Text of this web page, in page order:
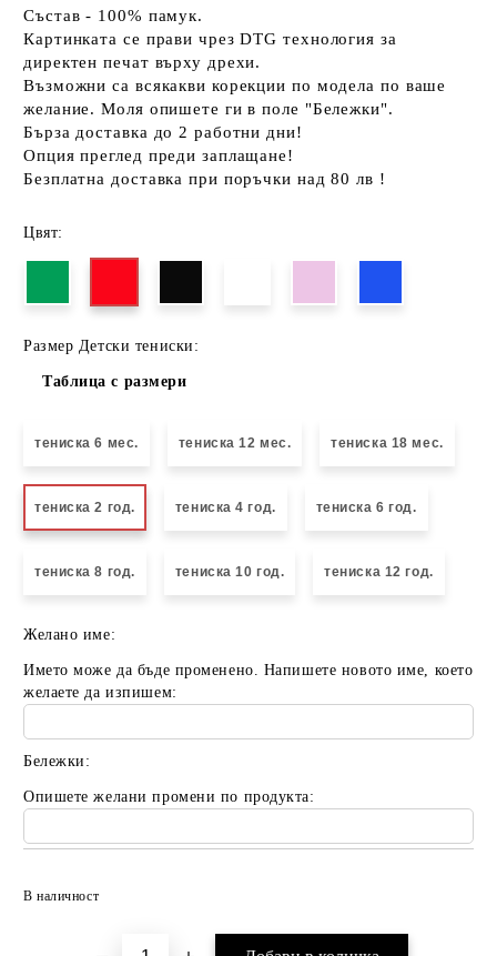
Състав - 100% памук.
Картинката се прави чрез DTG технология за
директен печат върху дрехи.
Възможни са всякакви корекции по модела по ваше
желание. Моля опишете ги в поле "Бележки".
Бърза доставка до 2 работни дни!
Опция преглед преди заплащане!
Безплатна доставка при поръчки над 80 лв !
Цвят:
Размер Детски тениски:
Таблица с размери
тениска 6 мес. тениска 12 мес. тениска 18 мес.
тениска 2 год. тениска 4 год. тениска 6 год.
тениска 8 год. тениска 10 год. тениска 12 год.
Желано име:
Името може да бъде променено. Напишете новото име, което
желаете да изпишем:
Бележки:
Опишете желани промени по продукта:
В наличност